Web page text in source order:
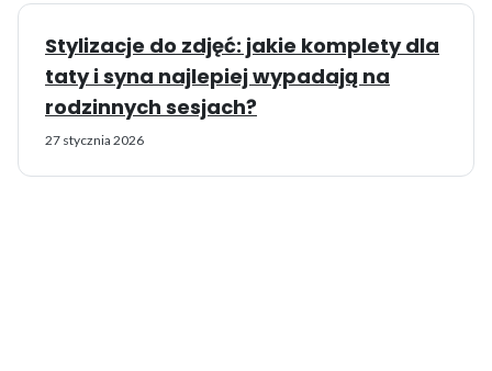
Stylizacje do zdjęć: jakie komplety dla
taty i syna najlepiej wypadają na
rodzinnych sesjach?
27 stycznia 2026